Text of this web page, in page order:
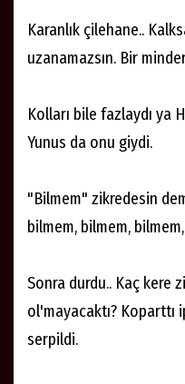
Karanlık çilehane..
uzanamazsın. Bir
Kolları bile fazlaydı ya
Yunus da onu giydi.
"Bilmem" zikredesin
bilmem, bilmem,
Sonra durdu.. Kaç kere
ol'mayacaktı?
serpildi.